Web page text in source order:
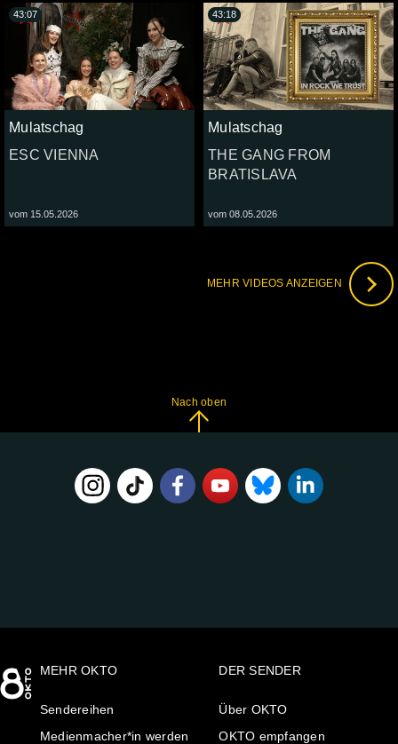
Mulatschag
ESC VIENNA
vom 15.05.2026
43:07
Mulatschag
THE GANG FROM
BRATISLAVA
vom 08.05.2026
43:18
MEHR VIDEOS ANZEIGEN
Nach oben
MEHR OKTO
Sendereihen
Medienmacher*in werden
DER SENDER
Über OKTO
OKTO empfangen